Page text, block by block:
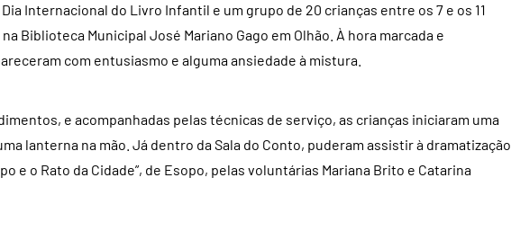
Internacional do Livro Infantil e um grupo de 20 crianças entre os 7 e os 11
Biblioteca Municipal José Mariano Gago em Olhão. À hora marcada e
com entusiasmo e alguma ansiedade à mistura.
e acompanhadas pelas técnicas de serviço, as crianças iniciaram uma
lanterna na mão. Já dentro da Sala do Conto, puderam assistir à dramatização
e o Rato da Cidade”, de Esopo, pelas voluntárias Mariana Brito e Catarina